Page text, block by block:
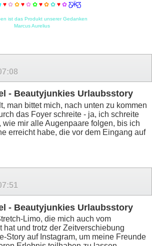
♥✿ ✿ ♥✿✿♥✿✿♥✿Ƹ̵̡Ӝ̵̨̄Ʒ
ist das Produkt unserer Gedanken
Marcus Aurelius
- Beautyjunkies Urlaubsstory
man bittet mich, nach unten zu kommen
das Foyer schreite - ja, ich schreite
wie mir alle Augenpaare folgen, bis ich
erreicht habe, die vor dem Eingang auf
- Beautyjunkies Urlaubsstory
Limo, die mich auch vom
hat und trotz der Zeitverschiebung
Story auf Instagram, um meine Freunde